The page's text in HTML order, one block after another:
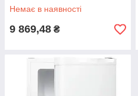
Немає в наявності
9 869,48 ₴